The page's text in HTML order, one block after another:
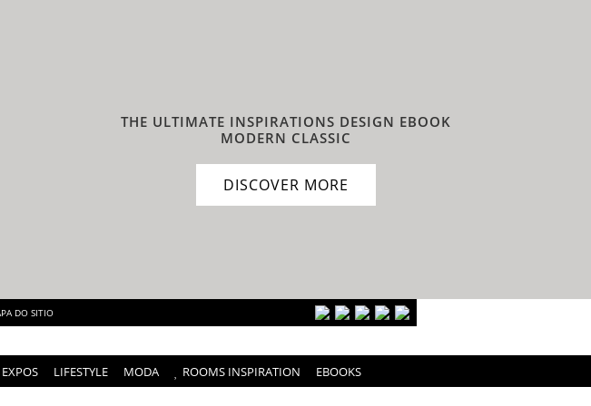
THE ULTIMATE INSPIRATIONS DESIGN EBOOK
MODERN CLASSIC
DISCOVER MORE
DO SITIO
LIFESTYLE MODA ROOMS INSPIRATION EBOOKS